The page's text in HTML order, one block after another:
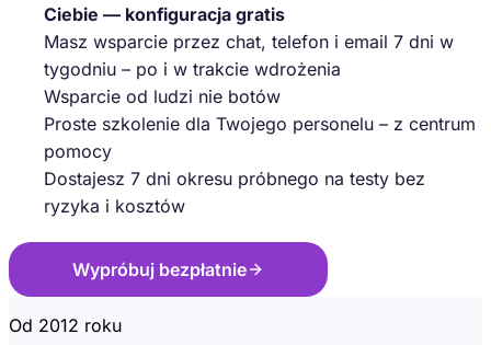
Ciebie — konfiguracja gratis
Masz wsparcie przez chat, telefon i email 7 dni w
tygodniu – po i w trakcie wdrożenia
Wsparcie od ludzi nie botów
Proste szkolenie dla Twojego personelu – z centrum
pomocy
Dostajesz 7 dni okresu próbnego na testy bez
ryzyka i kosztów
Wypróbuj bezpłatnie
Od 2012 roku